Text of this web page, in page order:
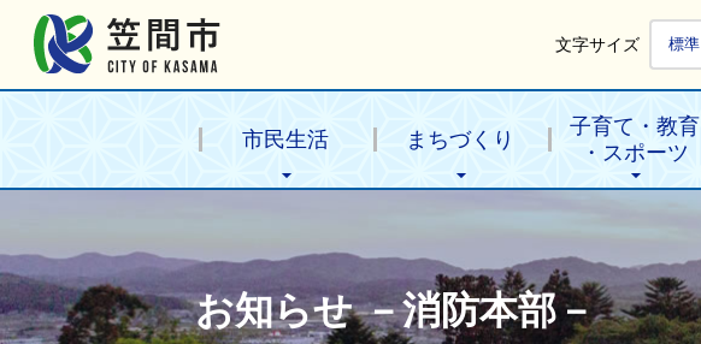
文字サイズ 標準
市民生活 まちづくり
子育て・教育
・スポーツ
お知らせ －消防本部－